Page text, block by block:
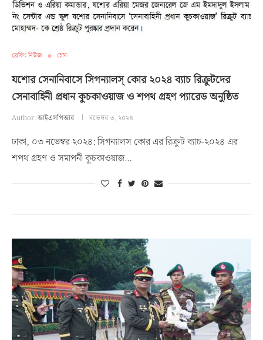
ব্রেকিং নিউজ হোম
যশোর সেনানিবাসে সিগন্যালস্ কোর ২০২৪ ব্যাচ রিক্রুটদের
সেনাবাহিনী প্রধান কুচকাওয়াজ ও শপথ গ্রহণ প্যারেড অনুষ্ঠিত
Author:আইএসপিআর নভেম্বর ৩, ২০২৪
ঢাকা, ০৩ নভেম্বর ২০২৪: সিগন্যালস কোর এর রিক্রুট ব্যাচ-২০২৪ এর
শপথ গ্রহণ ও সমাপনী কুচকাওয়াজ…